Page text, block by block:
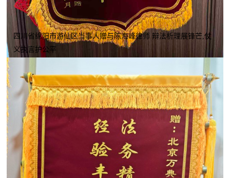
四川省绵阳市游仙区当事人赠与陈海峰律师 辩法析理展锋芒,仗
义执言护公平